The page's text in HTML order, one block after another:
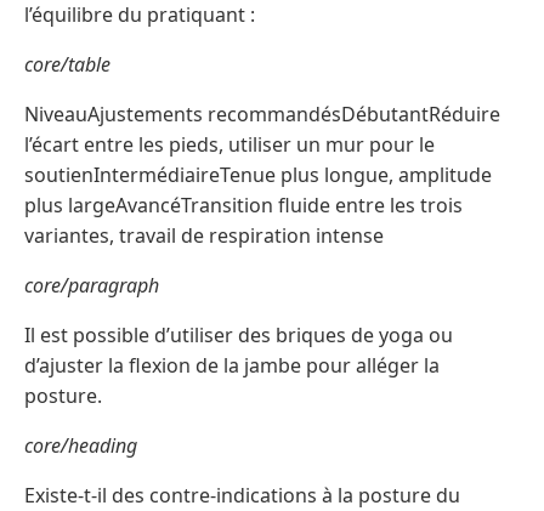
l’équilibre du pratiquant :
core/table
NiveauAjustements recommandésDébutantRéduire
l’écart entre les pieds, utiliser un mur pour le
soutienIntermédiaireTenue plus longue, amplitude
plus largeAvancéTransition fluide entre les trois
variantes, travail de respiration intense
core/paragraph
Il est possible d’utiliser des briques de yoga ou
d’ajuster la flexion de la jambe pour alléger la
posture.
core/heading
Existe-t-il des contre-indications à la posture du